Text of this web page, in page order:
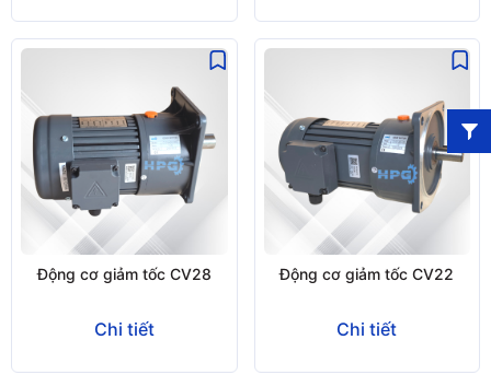
Động cơ giảm tốc CV28
Chi tiết
Động cơ giảm tốc CV22
Chi tiết